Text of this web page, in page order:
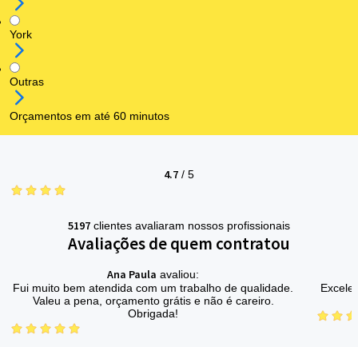
York
Outras
Orçamentos em até 60 minutos
4.7 / 5
5197 clientes avaliaram nossos profissionais
Avaliações de quem contratou
Ana Paula avaliou:
Fui muito bem atendida com um trabalho de qualidade.
Valeu a pena, orçamento grátis e não é careiro.
Obrigada!